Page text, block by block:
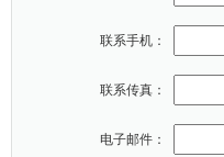
联系手机：
联系传真：
电子邮件：